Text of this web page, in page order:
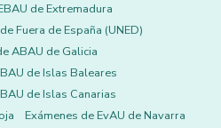
de Extremadura
Fuera de España (UNED)
ABAU de Galicia
de Islas Baleares
de Islas Canarias
Exámenes de EvAU de Navarra